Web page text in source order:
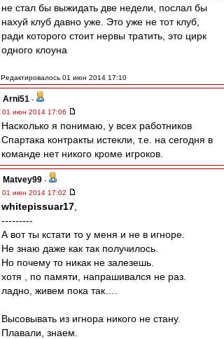
не стал бы выжидать две недели, послал бы
нахуй клуб давно уже. Это уже не тот клуб,
ради которого стоит нервы тратить, это цирк
одного клоуна
Редактировалось 01 июн 2014 17:10
Arni51 -
01 июн 2014 17:06
Насколько я понимаю, у всех работников
Спартака контракты истекли, т.е. на сегодня в
команде нет никого кроме игроков.
Matvey99 -
01 июн 2014 17:02
whitepissuar17
---------
А вот ты кстати то у меня и не в игноре.
Не знаю даже как так получилось.
Но почему то никак не залезешь.
хотя , по памяти, напрашивался не раз.
ладно, живем пока так….
Высовывать из игнора никого не стану.
Плавали, знаем.